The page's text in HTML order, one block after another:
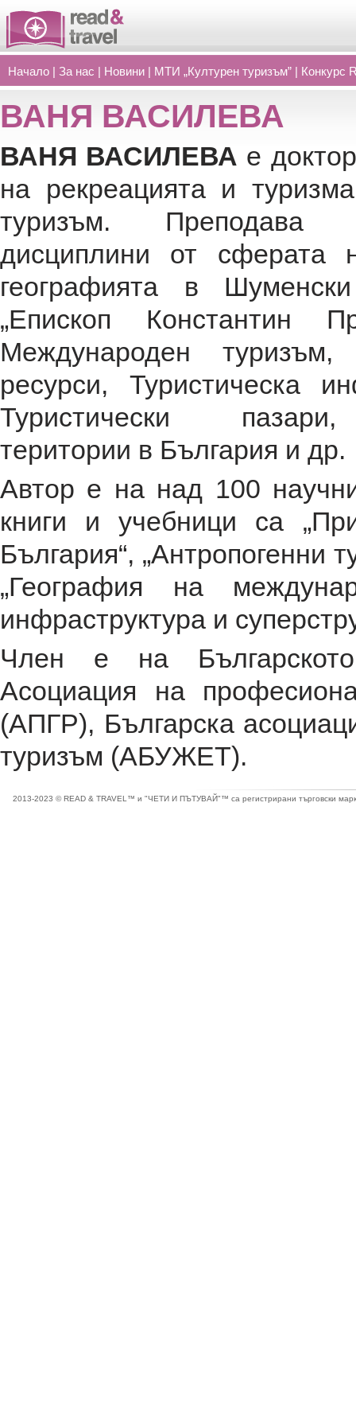
Начало | За нас | Новини | МТИ „Културен туризъм” | Конкурс
ВАНЯ ВАСИЛЕВА
ВАНЯ ВАСИЛЕВА е
на рекреацията и
туризъм. Преподава
дисциплини от сферата
географията в Шуменски
„Епископ Константин
Международен туризъм,
ресурси, Туристическа
Туристически
територии в България и др.
Автор е на над 100
книги и учебници са
България“, „Антропогенни
„География на
инфраструктура и
Член е на
Асоциация на
(АПГР), Българска
туризъм (АБУЖЕТ).
2013-2023 © READ & TRAVEL™ и "ЧЕТИ И ПЪТУВАЙ"™ са регистрирани търговски